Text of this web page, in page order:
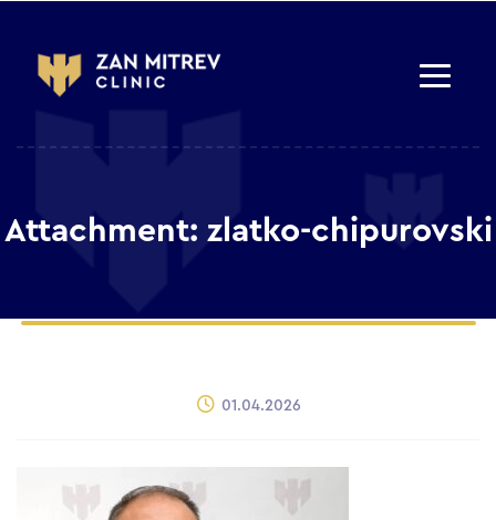
Attachment: zlatko-chipurovski
01.04.2026